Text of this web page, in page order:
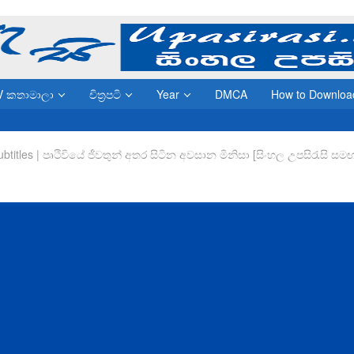
කතාමාලා චිත්‍රපටි Year DMCA How to
Subtitles | පෘථිවියේ ජීවතුන් අතර සිටින අවසාන මිනිසා [සිංහල උපසිරැසි